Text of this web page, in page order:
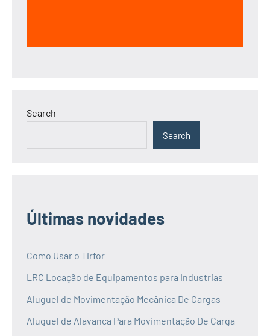
Search
Search
Últimas novidades
Como Usar o Tirfor
LRC Locação de Equipamentos para Industrias
Aluguel de Movimentação Mecânica De Cargas
Aluguel de Alavanca Para Movimentação De Carga